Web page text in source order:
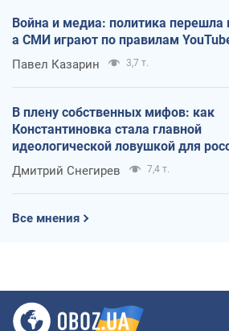
Война и медиа: политика перешла
а СМИ играют по правилам
Павел Казарин 3,7 т.
В плену собственных мифов: как
Константиновка стала главной
идеологической ловушкой для
оккупантов
Дмитрий Снегирев 7,4 т.
Все мнения